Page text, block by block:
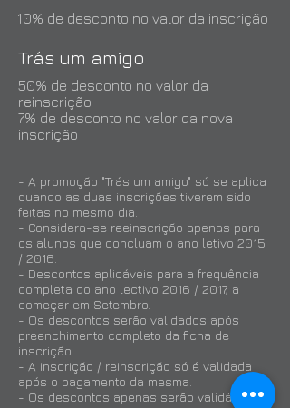
10% de desconto no valor da inscrição
Trás um amigo
50% de desconto no valor da
reinscrição
7% de desconto no valor da nova
inscrição
- A promoção "Trás um amigo" só se aplica
quando as duas inscrições tiverem sido
feitas no mesmo dia.
- Considera-se reeinscrição apenas para
os alunos que concluam o ano letivo 2015
/ 2016.
- Descontos aplicáveis para a frequência
completa do ano lectivo 2016 / 2017, a
começar em Setembro.
- Os descontos serão validados após
preenchimento completo da ficha de
inscrição.
- A inscrição / reinscrição só é validada
após o pagamento da mesma.
- Os descontos apenas serão validádos